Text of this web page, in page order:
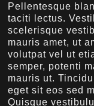
Pellentesque
taciti lectus.
scelerisque
mauris amet, ut
volutpat vel ut
semper, potenti
mauris ut.
eget sit eos sed
Quisque